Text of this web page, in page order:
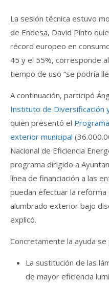
La sesión técnica estuvo
de Endesa, David Pinto
récord europeo en
45 y el 55%, corresponde
tiempo de uso “se podría
A continuación, participó
Instituto de Diversificación
quien presentó el
exterior municipal
Nacional de Eficiencia
programa dirigido a
línea de financiación a las
puedan efectuar la reforma
alumbrado exterior bajo
explicó.
Concretamente la ayuda se
La sustitución de las
de mayor eficiencia